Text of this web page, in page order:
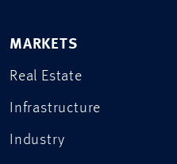
MARKETS
Real Estate
Infrastructure
Industry